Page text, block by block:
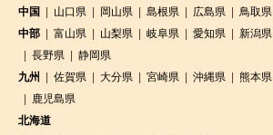
中国
山口県 岡山県 島根県 広島県
鳥取県
中部
富山県 山梨県 岐阜県 愛知県 新潟県
長野県
静岡県
九州
佐賀県 大分県 宮崎県 沖縄県 熊本県
鹿児島県
北海道